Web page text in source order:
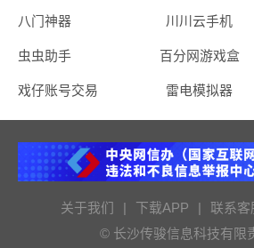
八门神器 川川云手机
虫虫助手 百分网游戏盒
戏仔账号交易 雷电模拟器
关于我们 | 下载APP | 联系客
© 长沙传骏信息科技有限